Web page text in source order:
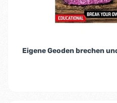
Eigene Geoden brechen